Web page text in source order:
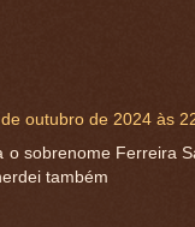
outubro de 2024 às
o sobrenome Ferreira
também